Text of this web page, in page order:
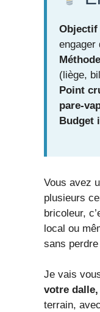
Objectif
engager
(liège,
Point
pare-
Budget
Vous avez
plusieurs
bricoleur,
local ou
sans
Je vais
votre dalle,
terrain,